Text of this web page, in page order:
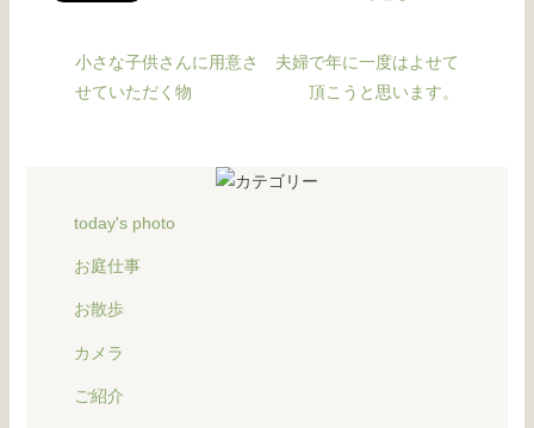
小さな子供さんに用意さ
せていただく物
夫婦で年に一度はよせて
頂こうと思います。
today's photo
お庭仕事
お散歩
カメラ
ご紹介